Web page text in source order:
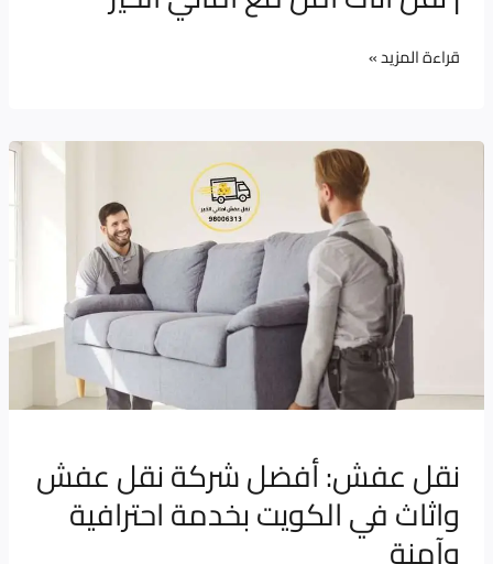
الخير
قراءة المزيد »
نقل عفش: أفضل شركة نقل عفش
واثاث في الكويت بخدمة احترافية
الكويت
احترافية
وآمنة